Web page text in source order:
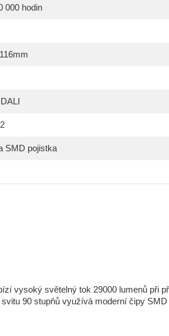
000 hodin
SMD pojistka
vysoký světelný tok 29000 lumenů při
90 stupňů využívá moderní čipy